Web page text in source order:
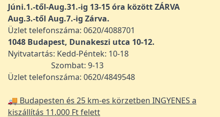
Júni.1.-től-Aug.31.-ig 13-15 óra között ZÁRVA
Aug.3.-től Aug.7.-ig Zárva.
Üzlet telefonszáma: 0620/4088701
1048 Budapest, Dunakeszi utca 10-12.
Nyitvatartás: Kedd-Péntek: 10-18
Szombat: 9-13
Üzlet telefonszáma: 0620/4849548
🚚 Budapesten és 25 km-es körzetben INGYENES a
kiszállítás 11.000 Ft felett